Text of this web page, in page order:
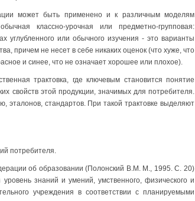
может быть применено и к различным моделям
классно-урочная или предметно-групповая:
углубленного или обычного изучения - это варианты
причем не несет в себе никаких оценок (что хуже, что
и синее, что не означает хорошее или плохое).
трактовка, где ключевым становится понятие
свойств этой продукции, значимых для потребителя.
эталонов, стандартов. При такой трактовке выделяют
потребителя.
об образовании (Полонский В.М. М., 1995. С. 20)
знаний и умений, умственного, физического и
учреждения в соответствии с планируемыми